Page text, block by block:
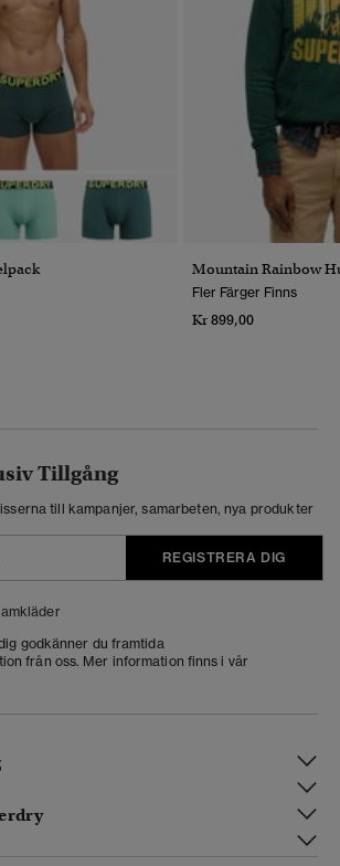
Mountain Rainbow
Fler Färger Finns
Kr 899,00
Tillgång
till kampanjer, samarbeten, nya produkter
REGISTRERA DIG
godkänner du framtida
från oss. Mer information finns i vår